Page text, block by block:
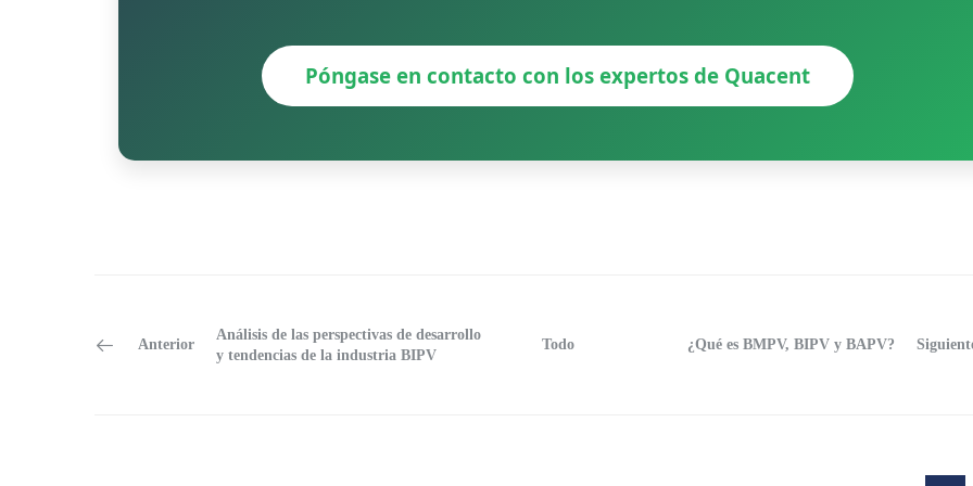
Póngase en contacto con los expertos de Quacent
Anterior
Análisis de las perspectivas de desarrollo
y tendencias de la industria BIPV
Todo ¿Qué es BMPV, BIPV y BAPV?